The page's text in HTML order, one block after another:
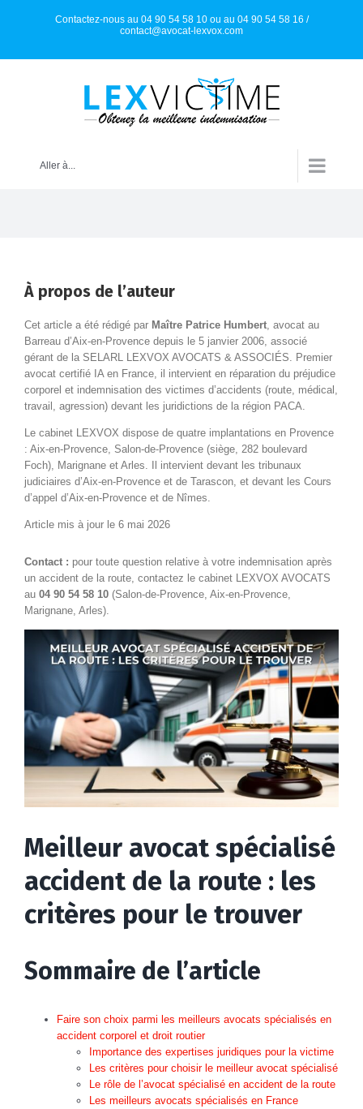
Contactez-nous au 04 90 54 58 10 ou au 04 90 54 58 16 /
contact@avocat-lexvox.com
Aller à...
l'image
agrandie
Meilleur avocat spécialisé
accident de la route : les
critères pour le trouver
Sommaire de l’article
Faire son choix parmi les meilleurs avocats spécialisés en
accident corporel et droit routier
Importance des expertises juridiques pour la victime
Les critères pour choisir le meilleur avocat spécialisé
Le rôle de l’avocat spécialisé en accident de la route
Les meilleurs avocats spécialisés en France
À propos de l’auteur
Cet article a été rédigé par Maître Patrice Humbert, avocat au
Barreau d’Aix-en-Provence depuis le 5 janvier 2006, associé
gérant de la SELARL LEXVOX AVOCATS & ASSOCIÉS. Premier
avocat certifié IA en France, il intervient en réparation du préjudice
corporel et indemnisation des victimes d’accidents (route, médical,
travail, agression) devant les juridictions de la région PACA.
Le cabinet LEXVOX dispose de quatre implantations en Provence
: Aix-en-Provence, Salon-de-Provence (siège, 282 boulevard
Foch), Marignane et Arles. Il intervient devant les tribunaux
judiciaires d’Aix-en-Provence et de Tarascon, et devant les Cours
d’appel d’Aix-en-Provence et de Nîmes.
Article mis à jour le 6 mai 2026
Contact : pour toute question relative à votre indemnisation après
un accident de la route, contactez le cabinet LEXVOX AVOCATS
au 04 90 54 58 10 (Salon-de-Provence, Aix-en-Provence,
Marignane, Arles).